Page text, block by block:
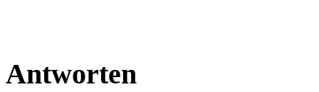
Antworten